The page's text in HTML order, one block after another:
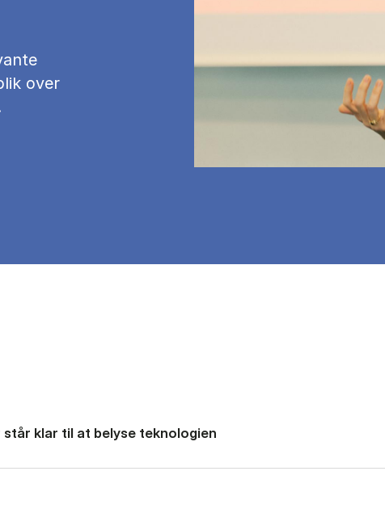
over
står klar til at belyse teknologien